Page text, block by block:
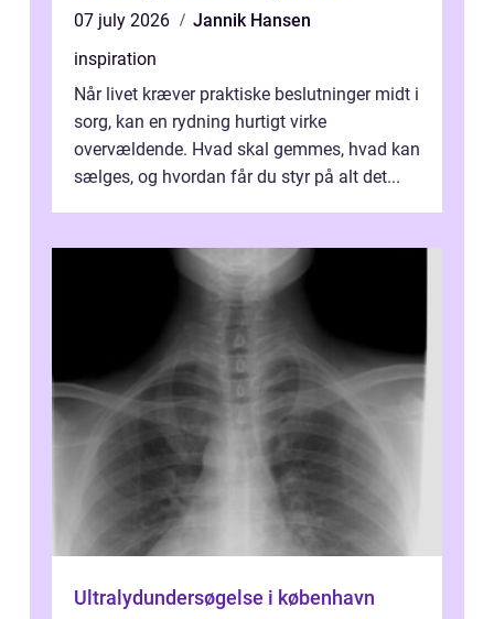
07 july 2026
Jannik Hansen
inspiration
Når livet kræver praktiske beslutninger midt i
sorg, kan en rydning hurtigt virke
overvældende. Hvad skal gemmes, hvad kan
sælges, og hvordan får du styr på alt det...
Ultralydundersøgelse i københavn